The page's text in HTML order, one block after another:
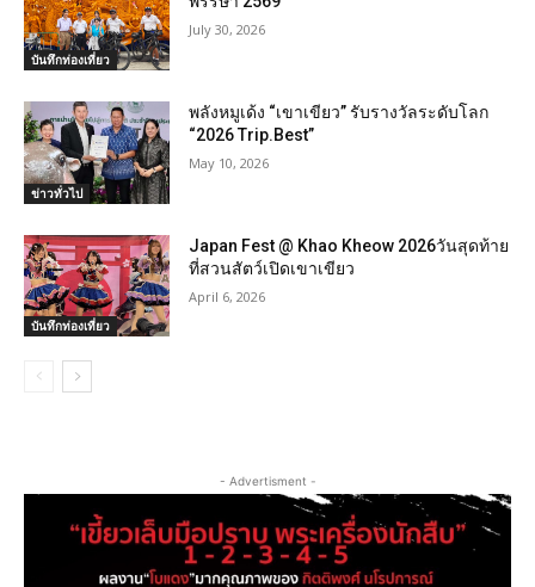
บันทึกท่องเที่ยว
July 30, 2026
ข่าวทั่วไป
พลังหมูเด้ง “เขาเขียว” รับรางวัลระดับโลก
“2026 Trip.Best”
May 10, 2026
บันทึกท่องเที่ยว
Japan Fest @ Khao Kheow 2026วันสุดท้าย
ที่สวนสัตว์เปิดเขาเขียว
April 6, 2026
- Advertisment -